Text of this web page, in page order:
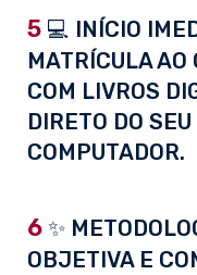
5 💻 INÍCIO
MATRÍCULA AO
COM LIVROS
DIRETO DO
COMPUTADOR.
6 ✨
OBJETIVA E